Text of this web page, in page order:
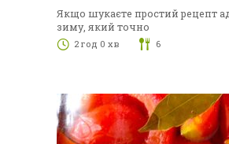
Якщо шукаєте простий рецепт
зиму, який точно
2 год 0 хв 6